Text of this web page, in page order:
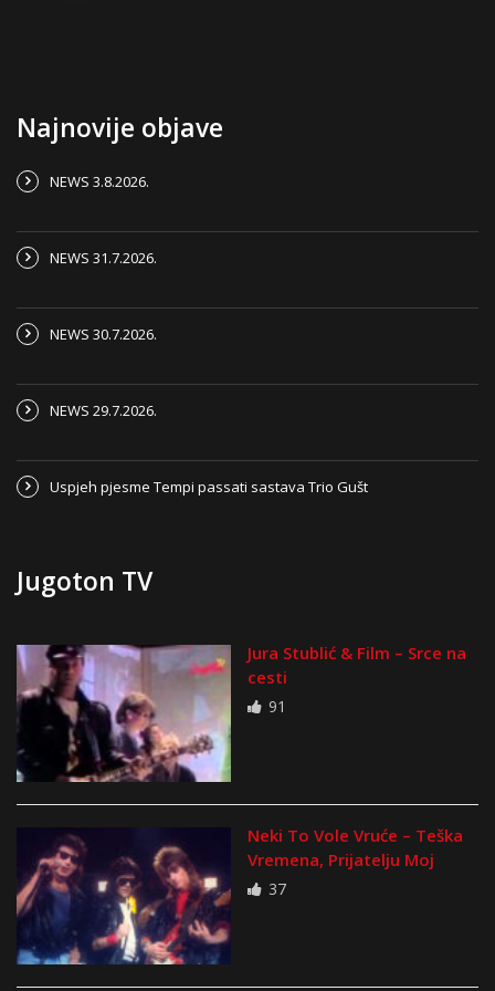
Najnovije objave
NEWS 3.8.2026.
NEWS 31.7.2026.
NEWS 30.7.2026.
NEWS 29.7.2026.
Uspjeh pjesme Tempi passati sastava Trio Gušt
Jugoton TV
Jura Stublić & Film – Srce na
cesti
91
Neki To Vole Vruće – Teška
Vremena, Prijatelju Moj
37